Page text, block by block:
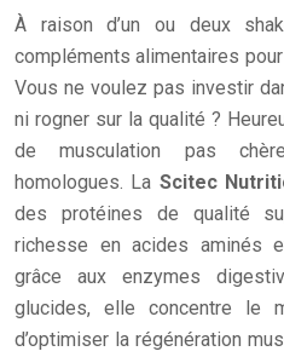
À raison d’un ou deux
compléments alimentaires
Vous ne voulez pas investir
ni rogner sur la qualité ?
de musculation pas
homologues. La Scitec
des protéines de qualité
richesse en acides aminés
grâce aux enzymes
glucides, elle concentre le
d’optimiser la régénération